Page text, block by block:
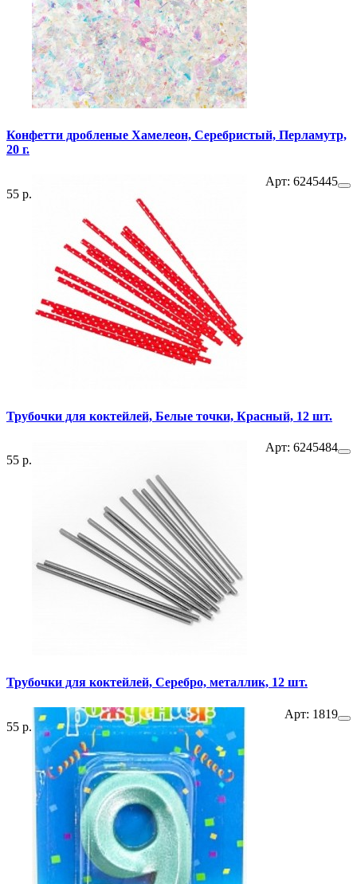
Конфетти дробленые Хамелеон, Серебристый, Перламутр,
20 г.
55 р.
Арт: 6245445
Трубочки для коктейлей, Белые точки, Красный, 12 шт.
55 р.
Арт: 6245484
Трубочки для коктейлей, Серебро, металлик, 12 шт.
55 р.
Арт: 1819